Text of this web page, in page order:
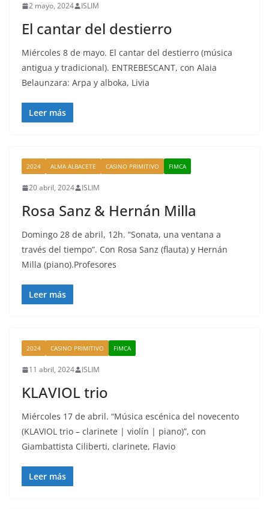
2 mayo, 2024 ISLIM
El cantar del destierro
Miércoles 8 de mayo. El cantar del destierro (música
antigua y tradicional). ENTREBESCANT, con Alaia
Belaunzara: Arpa y alboka, Livia
Leer más
2024 ALMA ALBACETE CASINO PRIMITIVO FIMCA
20 abril, 2024 ISLIM
Rosa Sanz & Hernán Milla
Domingo 28 de abril, 12h. “Sonata, una ventana a
través del tiempo”. Con Rosa Sanz (flauta) y Hernán
Milla (piano).Profesores
Leer más
2024 CASINO PRIMITIVO FIMCA
11 abril, 2024 ISLIM
KLAVIOL trio
Miércoles 17 de abril. “Música escénica del novecento
(KLAVIOL trio – clarinete | violín | piano)”, con
Giambattista Ciliberti, clarinete, Flavio
Leer más